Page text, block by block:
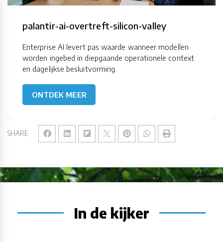
SHARE
palantir-ai-overtreft-silicon-valley
Enterprise AI levert pas waarde wanneer modellen
worden ingebed in diepgaande operationele context
en dagelijkse besluitvorming.
ONTDEK MEER
In de kijker